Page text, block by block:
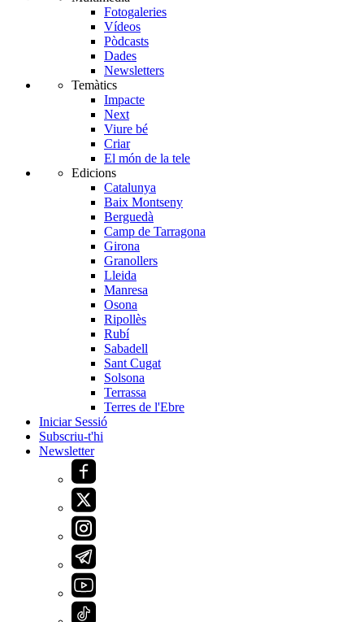
Fotogaleries
Vídeos
Pòdcasts
Dades
Newsletters
Temàtics
Impacte
Next
Viure bé
Criar
El món de la tele
Edicions
Catalunya
Baix Montseny
Berguedà
Camp de Tarragona
Girona
Granollers
Lleida
Manresa
Osona
Ripollès
Rubí
Sabadell
Sant Cugat
Solsona
Terrassa
Terres de l'Ebre
Iniciar Sessió
Subscriu-t'hi
Newsletter